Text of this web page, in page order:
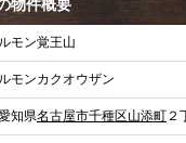
物件概要
ルモン覚王山
ルモンカクオウザン
知県名古屋市千種区山添町 ２